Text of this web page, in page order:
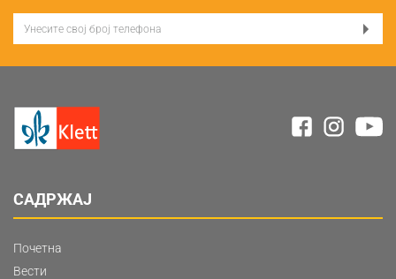
САДРЖАЈ
Почетна
Вести